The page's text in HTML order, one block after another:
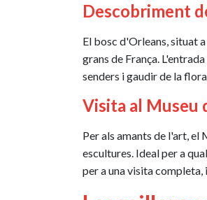
Descobriment
El bosc d'Orleans, situat
grans de França.
senders i gaudir de la
Visita al Museu
Per als amants de l'art, el
escultures. Ideal per a
per a una visita